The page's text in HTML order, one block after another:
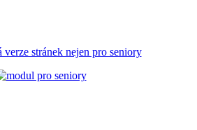
verze stránek nejen pro seniory